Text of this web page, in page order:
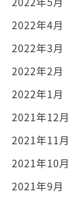
2022年4月
2022年3月
2022年2月
2022年1月
2021年12月
2021年11月
2021年10月
2021年9月